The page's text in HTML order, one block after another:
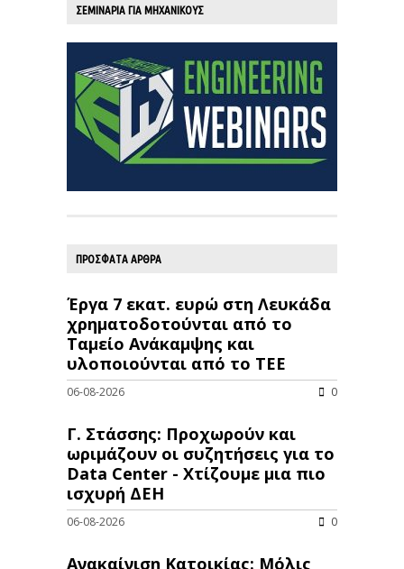
ΣΕΜΙΝΑΡΙΑ ΓΙΑ ΜΗΧΑΝΙΚΟΥΣ
ΠΡΟΣΦΑΤΑ ΑΡΘΡΑ
Έργα 7 εκατ. ευρώ στη Λευκάδα
χρηματοδοτούνται από το
Ταμείο Ανάκαμψης και
υλοποιούνται από το ΤΕΕ
06-08-2026 0
Γ. Στάσσης: Προχωρούν και
ωριμάζουν οι συζητήσεις για το
Data Center - Χτίζουμε μια πιο
ισχυρή ΔΕΗ
06-08-2026 0
Ανακαίνιση Κατοικίας: Μόλις